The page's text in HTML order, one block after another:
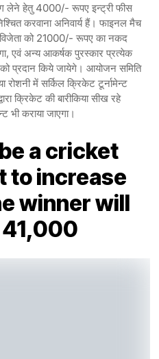
लेने हेतु 4000/- रूपए इन्ट्री फीस
करवाना अनिवार्य हैं। फाइनल मैच
को 21000/- रूपए का नकद
एवं अन्य आकर्षक पुरस्कार प्रत्येक
को प्रदान किये जायेगे। आयोजन समिति
रोशनी में सर्किल क्रिकेट टूर्नामेन्ट
क्रिकेट की बारीकिया सीख रहे
भी कराया जाएगा।
a cricket
to increase
winner will
41,000